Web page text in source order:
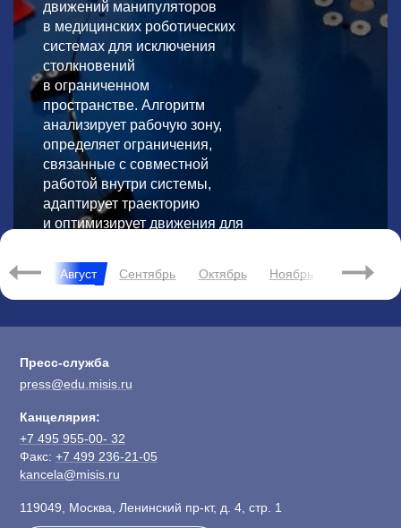
Июль Август Сентябрь Октябрь Ноябрь Декабрь
движений манипуляторов
в медицинских роботических
системах для исключения
столкновений
в ограниченном
пространстве. Алгоритм
анализирует рабочую зону,
определяет ограничения,
связанные с совместной
работой внутри системы,
адаптирует траекторию
и оптимизирует движения для
Пресс-служба
press@edu.misis.ru
Канцелярия:
+7 495 955-00- 32
Факс: +7 499 236-21-05
kancela@misis.ru
119049, Москва, Ленинский пр-кт, д. 4, стр. 1